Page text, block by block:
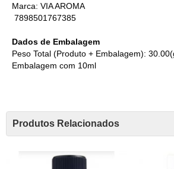
Marca: VIA AROMA
7898501767385
Dados de Embalagem
Peso Total (Produto + Embalagem):
Embalagem com 10ml
Produtos Relacionados